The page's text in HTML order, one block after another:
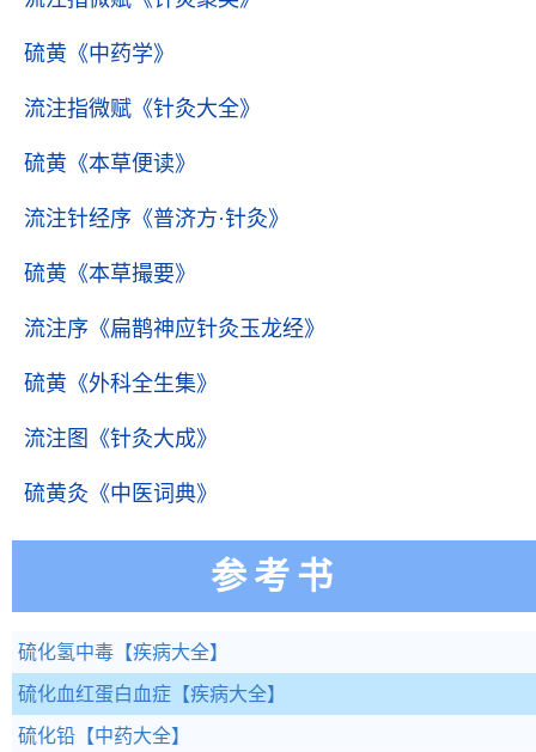
硫黄 《中药学》
流注指微赋 《针灸大全》
硫黄 《本草便读》
流注针经序 《普济方·针灸》
硫黄 《本草撮要》
流注序 《扁鹊神应针灸玉龙经》
硫黄 《外科全生集》
流注图 《针灸大成》
硫黄灸 《中医词典》
参考书
硫化氢中毒 【疾病大全】
硫化血红蛋白血症 【疾病大全】
硫化铅 【中药大全】